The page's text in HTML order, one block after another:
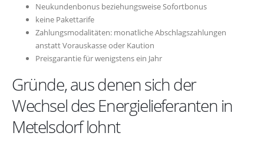
Neukundenbonus beziehungsweise Sofortbonus
keine Pakettarife
Zahlungsmodalitäten: monatliche Abschlagszahlungen
anstatt Vorauskasse oder Kaution
Preisgarantie für wenigstens ein Jahr
Gründe, aus denen sich der
Wechsel des Energielieferanten in
Metelsdorf lohnt